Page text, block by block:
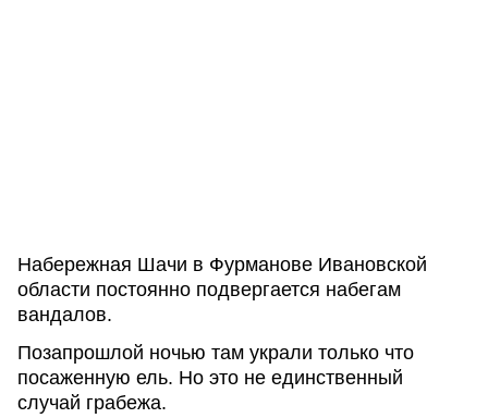
Набережная Шачи в Фурманове Ивановской
области постоянно подвергается набегам
вандалов.
Позапрошлой ночью там украли только что
посаженную ель. Но это не единственный
случай грабежа.